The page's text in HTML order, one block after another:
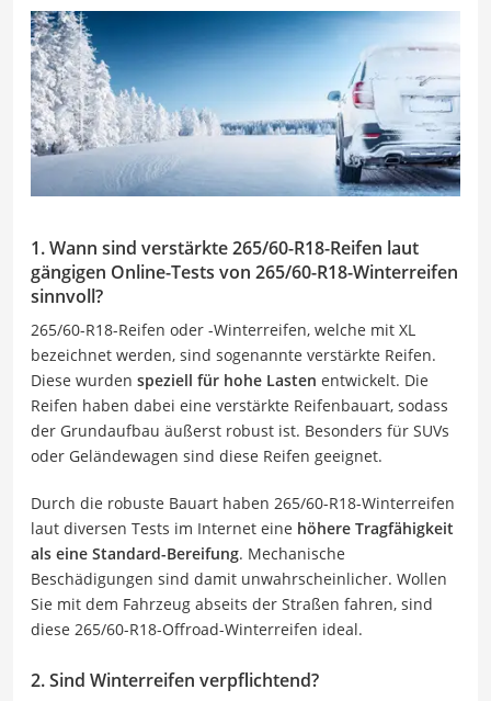
1. Wann sind verstärkte 265/60-R18-Reifen laut
gängigen Online-Tests von 265/60-R18-Winterreifen
sinnvoll?
265/60-R18-Reifen oder -Winterreifen, welche mit XL
bezeichnet werden, sind sogenannte verstärkte Reifen.
Diese wurden speziell für hohe Lasten entwickelt. Die
Reifen haben dabei eine verstärkte Reifenbauart, sodass
der Grundaufbau äußerst robust ist. Besonders für SUVs
oder Geländewagen sind diese Reifen geeignet.
Durch die robuste Bauart haben 265/60-R18-Winterreifen
laut diversen Tests im Internet eine höhere Tragfähigkeit
als eine Standard-Bereifung. Mechanische
Beschädigungen sind damit unwahrscheinlicher. Wollen
Sie mit dem Fahrzeug abseits der Straßen fahren, sind
diese 265/60-R18-Offroad-Winterreifen ideal.
2. Sind Winterreifen verpflichtend?